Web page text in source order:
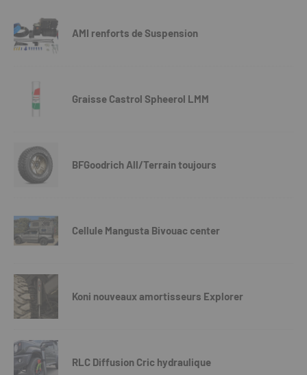
AMI renforts de Suspension
Graisse Castrol Spheerol LMM
BFGoodrich All/Terrain toujours
Cellule Mangusta Bivouac center
Koni nouveaux amortisseurs Explorer
RLC Diffusion Cric hydraulique